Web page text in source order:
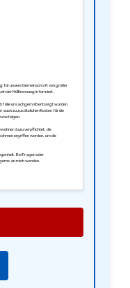
für unsere Gemeinschaft von großer
der Mülltrennung informiert.
unsachgemäß entsorgt wurden.
auch zu zusätzlichen Kosten für die
befolgen.
dazu verpflichtet, die
ergriffen werden, um die
Bei Fragen oder
an mich wenden.